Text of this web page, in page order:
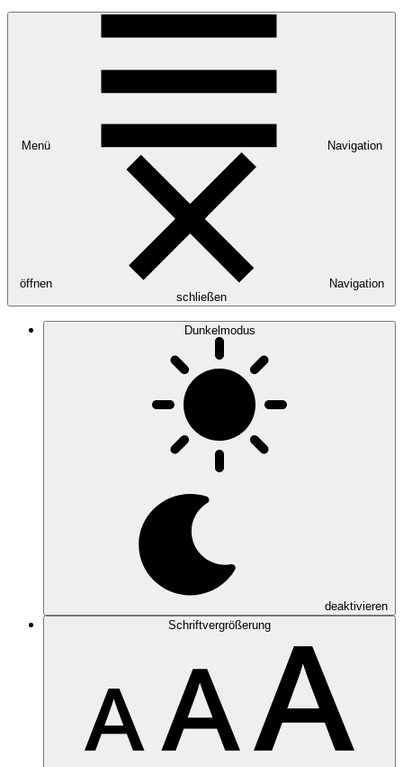
Menü Navigation
öffnen
Navigation
schließen
Dunkelmodus
deaktivieren
Schriftvergrößerung